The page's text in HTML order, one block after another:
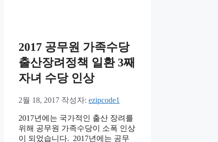
2017 공무원 가족수당
출산장려정책 일환 3째
자녀 수당 인상
2월 18, 2017 작성자: ezipcode1
2017년에는 국가적인 출산 장려를
위해 공무원 가족수당이 소폭 인상
이 되었습니다. 2017년에는 공무